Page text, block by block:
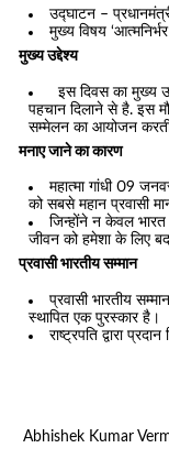
उद्घाटन –
मुख्य विषय ‘आत्मनिर्भर
मुख्य उद्देश्य
इस दिवस का मुख्य
पहचान दिलाने से है. इस
सम्‍मेलन का आयोजन
मनाए जाने का कारण
महात्मा गांधी 09
को सबसे महान प्रवासी
जिन्होंने न केवल
जीवन को हमेशा के लिए
प्रवासी भारतीय सम्मान
प्रवासी भारतीय
स्थापित एक पुरस्कार है।
राष्ट्रपति द्वारा
Abhishek Kumar